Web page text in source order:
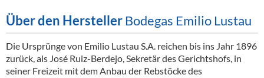
Über den Hersteller Bodegas Emilio Lustau
Die Ursprünge von Emilio Lustau S.A. reichen bis ins Jahr 1896
zurück, als José Ruiz-Berdejo, Sekretär des Gerichtshofs, in
seiner Freizeit mit dem Anbau der Rebstöcke des